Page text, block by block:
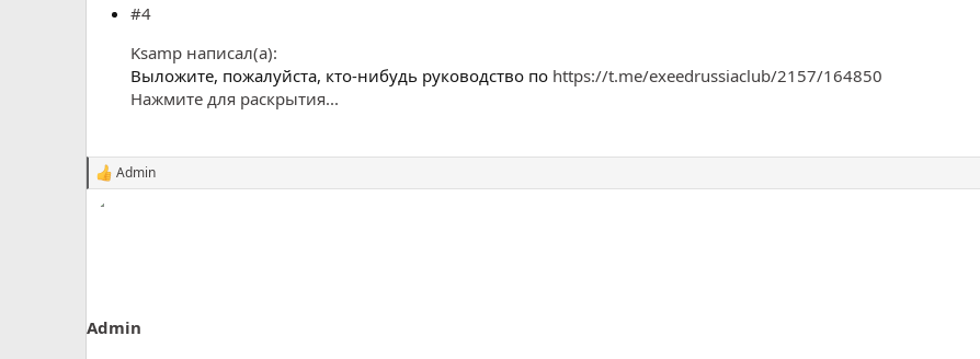
#4
Ksamp написал(а):
Выложите, пожалуйста, кто-нибудь руководство по https://t.me/exeedrussiaclub/2157/164850
Нажмите для раскрытия...
С
:
Admin
Admin